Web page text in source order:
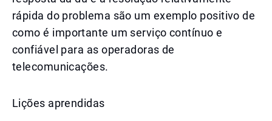
rápida do problema são um exemplo positivo de
como é importante um serviço contínuo e
confiável para as operadoras de
telecomunicações.
Lições aprendidas